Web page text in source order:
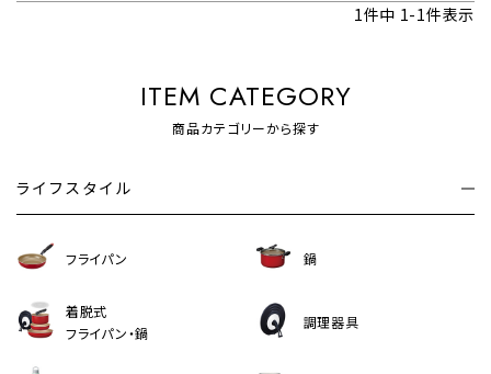
1件中 1-1件表示
ITEM CATEGORY
商品カテゴリーから探す
ライフスタイル
フライパン 鍋
着脱式
フライパン・鍋
調理器具